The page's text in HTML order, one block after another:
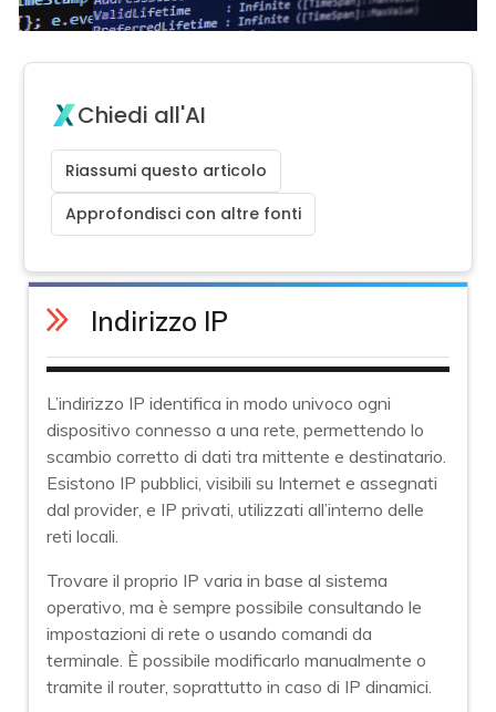
Chiedi all'AI
Riassumi questo articolo
Approfondisci con altre fonti
Indirizzo IP
L’indirizzo IP identifica in modo univoco ogni
dispositivo connesso a una rete, permettendo lo
scambio corretto di dati tra mittente e destinatario.
Esistono IP pubblici, visibili su Internet e assegnati
dal provider, e IP privati, utilizzati all’interno delle
reti locali.
Trovare il proprio IP varia in base al sistema
operativo, ma è sempre possibile consultando le
impostazioni di rete o usando comandi da
terminale. È possibile modificarlo manualmente o
tramite il router, soprattutto in caso di IP dinamici.